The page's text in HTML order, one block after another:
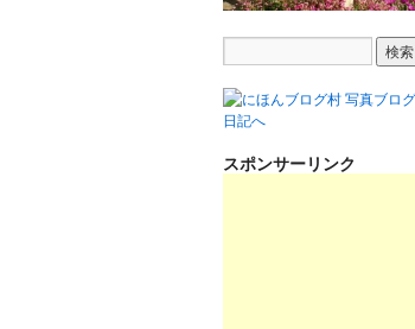
スポンサーリンク